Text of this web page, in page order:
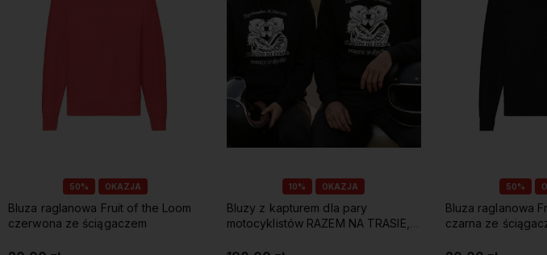
50% OKAZJA
Bluza raglanowa Fruit of the Loom
czerwona ze ściągaczem
10% OKAZJA
Bluzy z kapturem dla pary
motocyklistów RAZEM NA TRASIE,
50%
Bluza raglanowa